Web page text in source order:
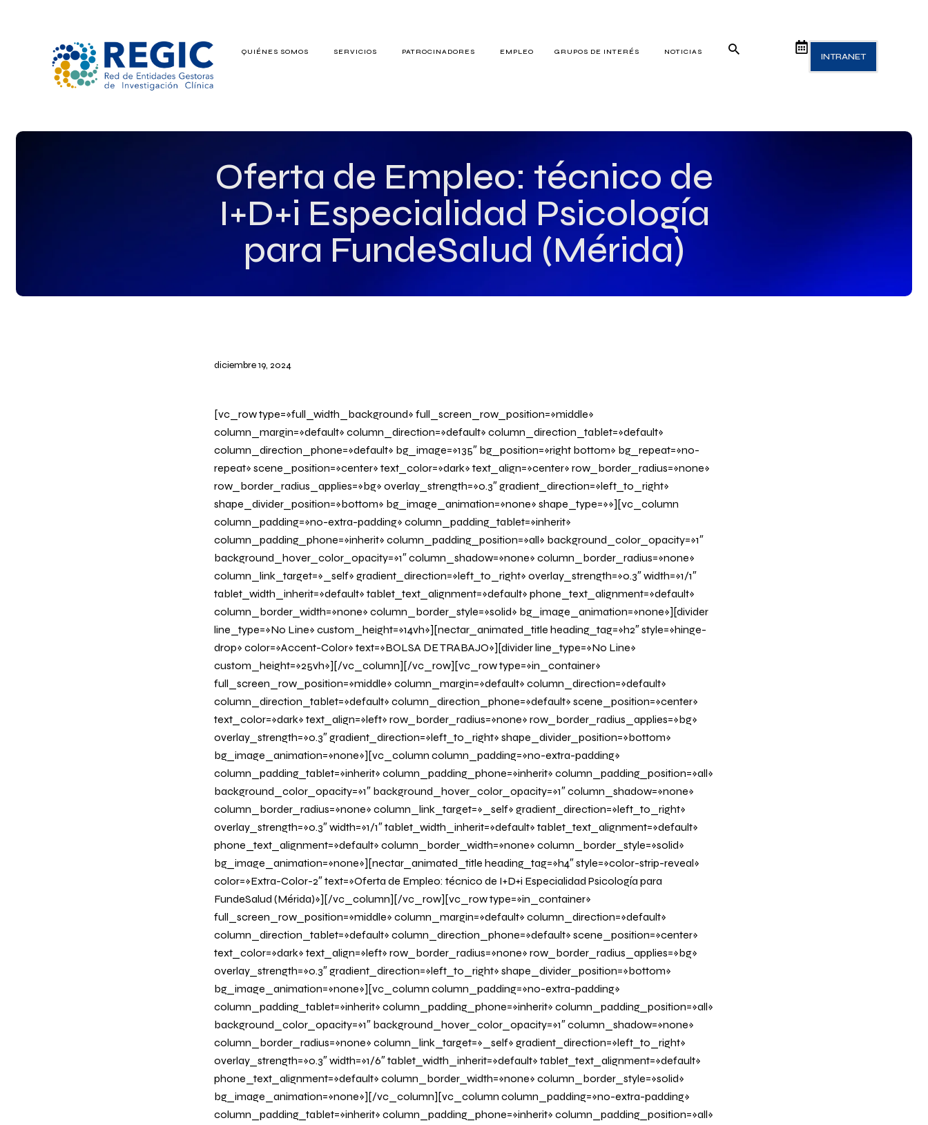
QUIÉNES SOMOS SERVICIOS PATROCINADORES EMPLEO GRUPOS DE INTERÉS NOTICIAS INTRANET
Oferta de Empleo: técnico de
I+D+i Especialidad Psicología
para FundeSalud (Mérida)
QUIÉNES SOMOS
SERVICIOS
GRUPOS DE INTERÉS
NOTICIAS
diciembre 19, 2024
[vc_row type=»full_width_background» full_screen_row_position=»middle»
column_margin=»default» column_direction=»default» column_direction_tablet=»default»
column_direction_phone=»default» bg_image=»135″ bg_position=»right bottom» bg_repeat=»no-
repeat» scene_position=»center» text_color=»dark» text_align=»center» row_border_radius=»none»
row_border_radius_applies=»bg» overlay_strength=»0.3″ gradient_direction=»left_to_right»
shape_divider_position=»bottom» bg_image_animation=»none» shape_type=»»][vc_column
column_padding=»no-extra-padding» column_padding_tablet=»inherit»
column_padding_phone=»inherit» column_padding_position=»all» background_color_opacity=»1″
background_hover_color_opacity=»1″ column_shadow=»none» column_border_radius=»none»
column_link_target=»_self» gradient_direction=»left_to_right» overlay_strength=»0.3″ width=»1/1″
tablet_width_inherit=»default» tablet_text_alignment=»default» phone_text_alignment=»default»
column_border_width=»none» column_border_style=»solid» bg_image_animation=»none»][divider
line_type=»No Line» custom_height=»14vh»][nectar_animated_title heading_tag=»h2″ style=»hinge-
drop» color=»Accent-Color» text=»BOLSA DE TRABAJO»][divider line_type=»No Line»
custom_height=»25vh»][/vc_column][/vc_row][vc_row type=»in_container»
full_screen_row_position=»middle» column_margin=»default» column_direction=»default»
column_direction_tablet=»default» column_direction_phone=»default» scene_position=»center»
text_color=»dark» text_align=»left» row_border_radius=»none» row_border_radius_applies=»bg»
overlay_strength=»0.3″ gradient_direction=»left_to_right» shape_divider_position=»bottom»
bg_image_animation=»none»][vc_column column_padding=»no-extra-padding»
column_padding_tablet=»inherit» column_padding_phone=»inherit» column_padding_position=»all»
background_color_opacity=»1″ background_hover_color_opacity=»1″ column_shadow=»none»
column_border_radius=»none» column_link_target=»_self» gradient_direction=»left_to_right»
overlay_strength=»0.3″ width=»1/1″ tablet_width_inherit=»default» tablet_text_alignment=»default»
phone_text_alignment=»default» column_border_width=»none» column_border_style=»solid»
bg_image_animation=»none»][nectar_animated_title heading_tag=»h4″ style=»color-strip-reveal»
color=»Extra-Color-2″ text=»Oferta de Empleo: técnico de I+D+i Especialidad Psicología para
FundeSalud (Mérida)»][/vc_column][/vc_row][vc_row type=»in_container»
full_screen_row_position=»middle» column_margin=»default» column_direction=»default»
column_direction_tablet=»default» column_direction_phone=»default» scene_position=»center»
text_color=»dark» text_align=»left» row_border_radius=»none» row_border_radius_applies=»bg»
overlay_strength=»0.3″ gradient_direction=»left_to_right» shape_divider_position=»bottom»
bg_image_animation=»none»][vc_column column_padding=»no-extra-padding»
column_padding_tablet=»inherit» column_padding_phone=»inherit» column_padding_position=»all»
background_color_opacity=»1″ background_hover_color_opacity=»1″ column_shadow=»none»
column_border_radius=»none» column_link_target=»_self» gradient_direction=»left_to_right»
overlay_strength=»0.3″ width=»1/6″ tablet_width_inherit=»default» tablet_text_alignment=»default»
phone_text_alignment=»default» column_border_width=»none» column_border_style=»solid»
bg_image_animation=»none»][/vc_column][vc_column column_padding=»no-extra-padding»
column_padding_tablet=»inherit» column_padding_phone=»inherit» column_padding_position=»all»